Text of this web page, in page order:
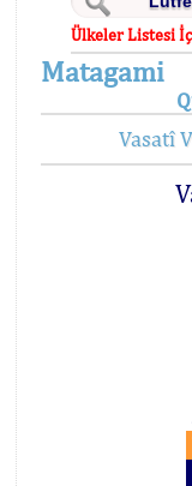
Ülkeler Listesi
Matagami
Vasatî